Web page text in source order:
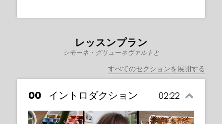
レッスンプラン
シモーネ・グリューネヴァルトと
すべてのセクションを展開する
00 イントロダクション 02:22